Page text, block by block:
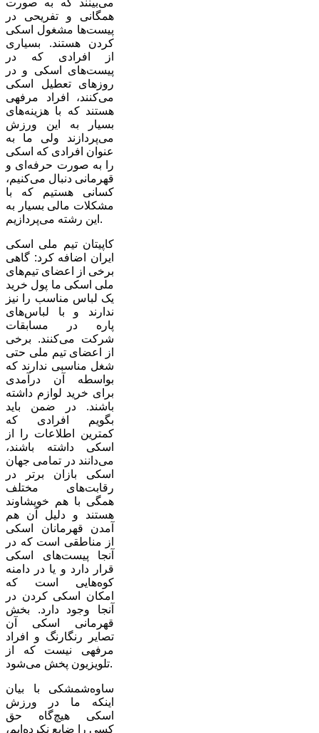
همگانی و تفریحی در
پیست‌ها مشغول اسکی
کردن هستند. بسیاری
از افرادی که در
پیست‌های اسکی و در
روزهای تعطیل اسکی
می‌کنند، افراد مرفهی
هستند که با هزینه‌های
بسیار به این ورزش
می‌پردازند ولی ما به
عنوان افرادی که اسکی
را به صورت حرفه‌ای و
قهرمانی دنبال می‌کنیم،
کسانی هستیم که با
مشکلات مالی بسیار به
این رشته می‌پردازیم.
کاپیتان تیم ملی اسکی
ایران اضافه کرد: گاهی
برخی از اعضای تیم‌های
ملی اسکی ما پول خرید
یک لباس مناسب را نیز
ندارند و با لباس‌های
پاره در مسابقات
شرکت می‌کنند. برخی
از اعضای تیم ملی حتی
شغل مناسبی ندارند که
بواسطه آن درآمدی
برای خرید لوازم داشته
باشند. در ضمن باید
بگویم افرادی که
کمترین اطلاعات را از
اسکی داشته باشند،
می‌دانند در تمامی جهان
اسکی بازان برتر در
رقابت‌های مختلف
همگی با هم خویشاوند
هستند و دلیل آن هم
آمدن قهرمانان اسکی
از مناطقی است که در
آنجا پیست‌های اسکی
قرار دارد و یا در دامنه
کوه‌هایی است که
امکان اسکی کردن در
آنجا وجود دارد. بخش
قهرمانی اسکی آن
تصایر رنگارنگ و افراد
مرفهی نیست که از
تلویزیون پخش می‌شود.
ساوه‌شمشکی با بیان
اینکه ما در ورزش
اسکی هیچ‌گاه حق
کسی را ضایع نکرده‌ایم،